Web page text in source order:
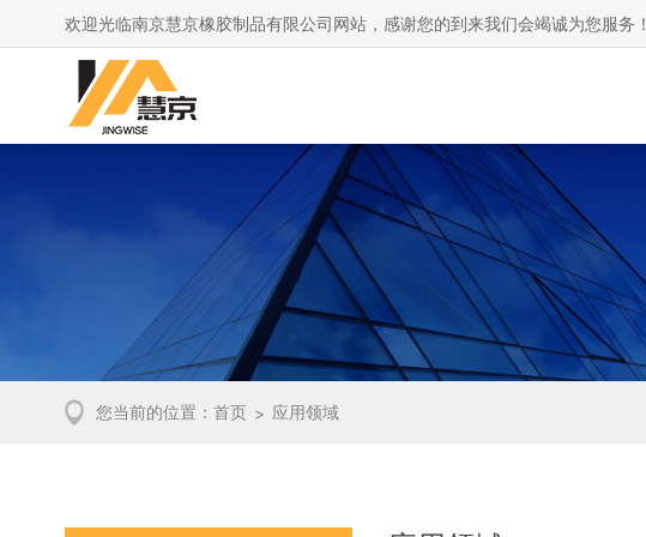
欢迎光临南京慧京橡胶制品有限公司网站，感谢您的到来我们会竭诚为您服务！
您当前的位置： 首页 > 应用领域